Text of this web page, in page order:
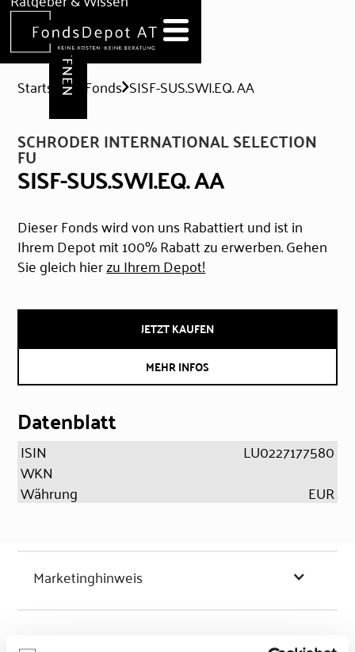
Hilfe & Formulare
DEPOT ERÖFFNEN
Startseite Fonds SISF-SUS.SWI.EQ. AA
SCHRODER INTERNATIONAL SELECTION
FU
SISF-SUS.SWI.EQ. AA
Dieser Fonds wird von uns Rabattiert und ist in
Ihrem Depot mit 100% Rabatt zu erwerben. Gehen
Sie gleich hierzu Ihrem Depot!
JETZT KAUFEN
MEHR INFOS
Datenblatt
ISIN
LU0227177580
WKN
Währung
EUR
Marketinghinweis